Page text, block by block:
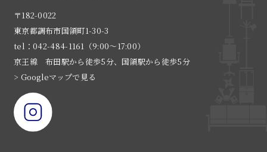
〒182-0022
東京都調布市国領町1-30-3
tel：042-484-1161（9:00〜17:00）
京王線 布田駅から徒歩5分、国領駅から徒歩5分
> Googleマップで見る